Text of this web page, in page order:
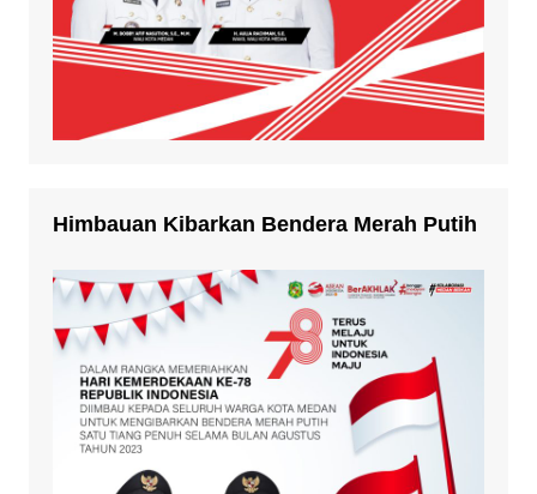
Himbauan Kibarkan Bendera Merah Putih